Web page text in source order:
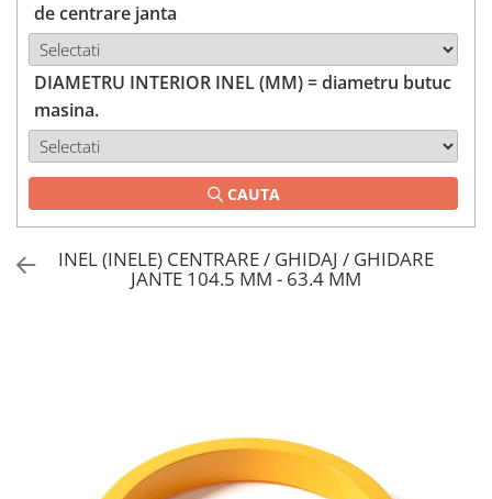
de centrare janta
DIAMETRU INTERIOR INEL (MM) = diametru butuc
masina.
CAUTA
INEL (INELE) CENTRARE / GHIDAJ / GHIDARE
JANTE 104.5 MM - 63.4 MM